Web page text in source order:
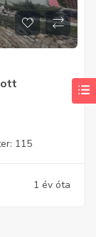
115
1 év óta